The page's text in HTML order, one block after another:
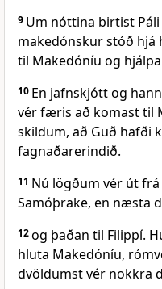
9 Um nóttina birtist
makedónskur stóð hjá
til Makedóníu og
10 En jafnskjótt og
vér færis að komast til
skildum, að Guð hafði
fagnaðarerindið.
11 Nú lögðum vér út
Samóþrake, en næsta
12og þaðan til Filippí.
hluta Makedóníu,
dvöldumst vér nokkra